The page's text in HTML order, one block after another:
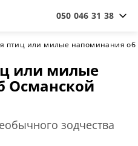
050 046 31 38
птиц или милые напоминания
или милые
Османской
зодчества